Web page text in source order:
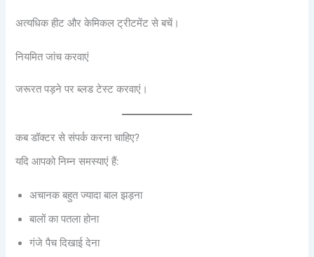
अत्यधिक हीट और केमिकल ट्रीटमेंट से बचें।
नियमित जांच करवाएं
जरूरत पड़ने पर ब्लड टेस्ट करवाएं।
कब डॉक्टर से संपर्क करना चाहिए?
यदि आपको निम्न समस्याएं हैं:
अचानक बहुत ज्यादा बाल झड़ना
बालों का पतला होना
गंजे पैच दिखाई देना